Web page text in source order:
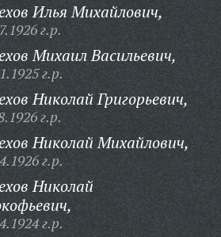
Илья Михайлович,
г.р.
Михаил Васильевич,
г.р.
Николай Григорьевич,
г.р.
Николай Михайлович,
г.р.
Николай
г.р.